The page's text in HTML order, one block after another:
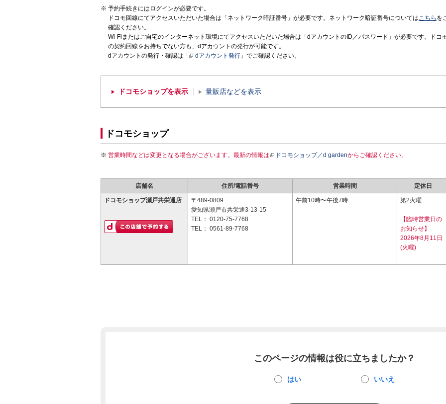
予約手続きにはログインが必要です。
ドコモ回線にてアクセスいただいた場合は「ネットワーク暗証番号」が必要です。ネットワーク暗証番号についてはこちら を
確認ください。
Wi-Fiまたはご自宅のインターネット環境にてアクセスいただいた場合は「dアカウントのID／パスワード」が必要です。ドコ
の契約回線をお持ちでない方も、dアカウントの発行が可能です。
dアカウントの発行・確認は「
dアカウント発行 」でご確認ください。
ドコモショップを表示 量販店などを表示
ドコモショップ
営業時間などは変更となる場合がございます。最新の情報は ドコモショップ／d gardenからご確認ください。
店舗名 住所/電話番号 営業時間 定休日
ドコモショップ瀬戸共栄通店
〒489-0809
愛知県瀬戸市共栄通3-13-15
TEL： 0120-75-7768
TEL： 0561-89-7768
午前10時〜午後7時 第2火曜
【臨時営業日の
お知らせ】
2026年8月11日
(火曜)
このページの情報は役に立ちましたか？
はい いいえ